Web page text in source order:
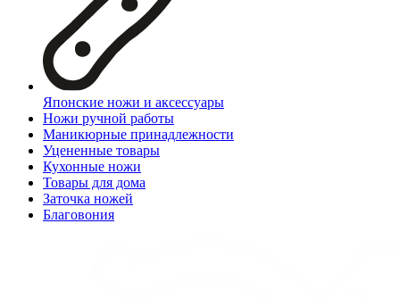
Японские ножи и аксессуары
Ножи ручной работы
Маникюрные принадлежности
Уцененные товары
Кухонные ножи
Товары для дома
Заточка ножей
Благовония